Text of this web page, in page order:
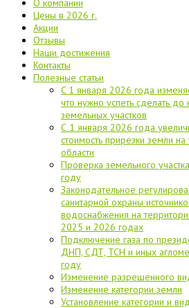
О компании
Цены в 2026 г.
Акции
Отзывы
Наши достижения
Контакты
Полезные статьи
C 1 января 2026 года
что нужно успеть сделать
земельных участков
С 1 января 2026 года
стоимость прирезки земли
области
Проверка земельного
году
Законодательное
санитарной охраны
водоснабжения на
2025 и 2026 годах
Подключение газа по
ДНП, СДТ, ТСН и иных
году
Изменение разрешенного
Изменение категории земли
Установление категории и